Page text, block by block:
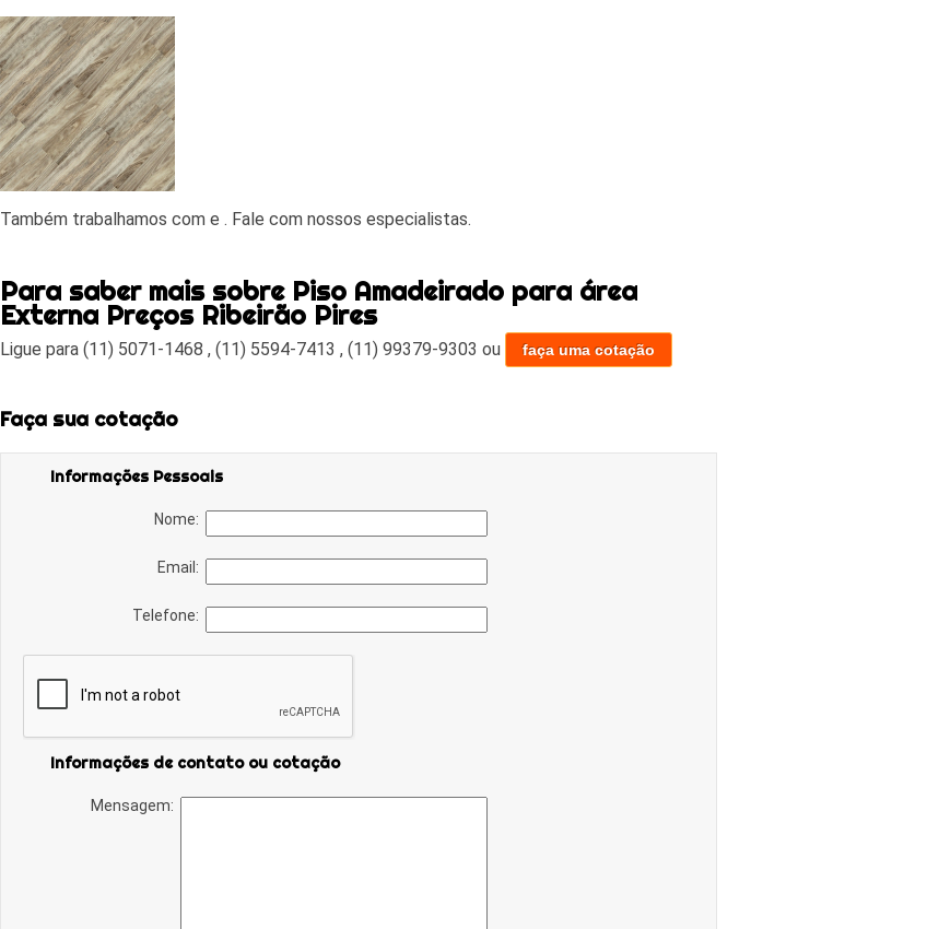
Também trabalhamos com e . Fale com nossos especialistas.
Para saber mais sobre Piso Amadeirado para área
Externa Preços Ribeirão Pires
Ligue para (11) 5071-1468 , (11) 5594-7413 , (11) 99379-9303 ou faça uma cotação
Faça sua cotação
Informações Pessoais
Nome:
Email:
Telefone:
Informações de contato ou cotação
Mensagem: